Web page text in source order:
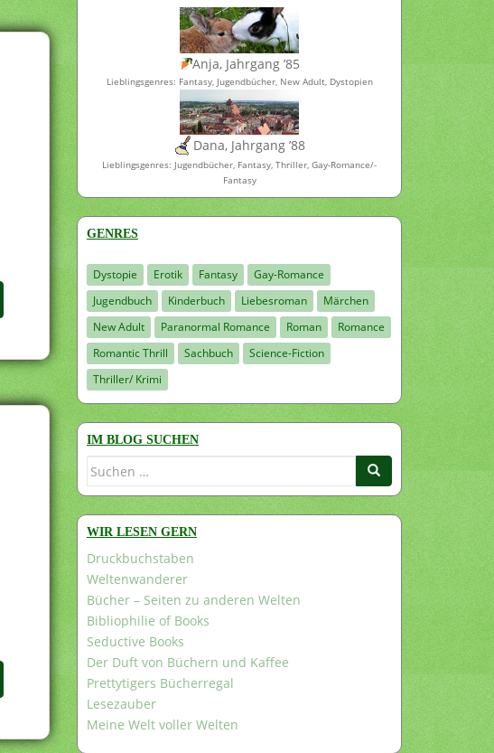
Anja, Jahrgang ’85
Lieblingsgenres: Fantasy, Jugendbücher, New Adult, Dystopien
Dana, Jahrgang ’88
Lieblingsgenres: Jugendbücher, Fantasy, Thriller, Gay-Romance/-
Fantasy
GENRES
Dystopie Erotik Fantasy
Gay-Romance
Jugendbuch
Kinderbuch Liebesroman
Märchen
New Adult
Paranormal Romance Roman
Romance
Romantic Thrill
Sachbuch
Science-Fiction
Thriller/ Krimi
IM BLOG SUCHEN
Suchen
WIR LESEN GERN
Druckbuchstaben
Weltenwanderer
Bücher – Seiten zu anderen Welten
Bibliophilie of Books
Seductive Books
Der Duft von Büchern und Kaffee
Prettytigers Bücherregal
Lesezauber
Meine Welt voller Welten